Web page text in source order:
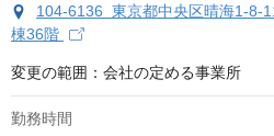
104-6136 東京都中央区晴海1-8-
棟36階
変更の範囲：会社の定める事業所
勤務時間